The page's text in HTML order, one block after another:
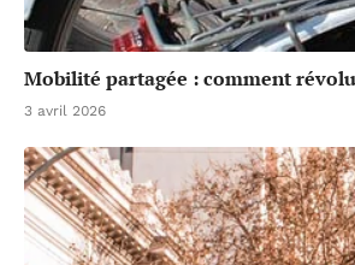
Mobilité partagée : comment
3 avril 2026